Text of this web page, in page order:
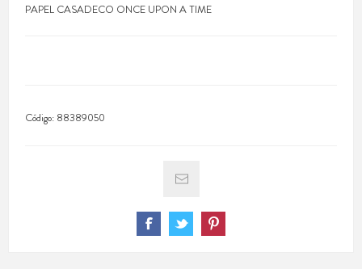
PAPEL CASADECO ONCE UPON A TIME
Código: 88389050